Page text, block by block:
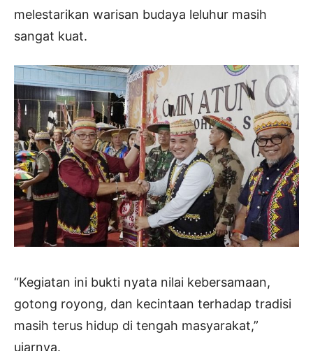
melestarikan warisan budaya leluhur masih
sangat kuat.
“Kegiatan ini bukti nyata nilai kebersamaan,
gotong royong, dan kecintaan terhadap tradisi
masih terus hidup di tengah masyarakat,”
ujarnya.